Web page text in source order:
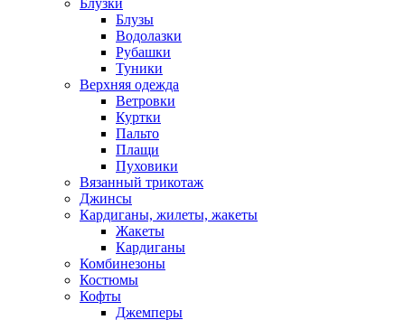
Блузки
Блузы
Водолазки
Рубашки
Туники
Верхняя одежда
Ветровки
Куртки
Пальто
Плащи
Пуховики
Вязанный трикотаж
Джинсы
Кардиганы, жилеты, жакеты
Жакеты
Кардиганы
Комбинезоны
Костюмы
Кофты
Джемперы